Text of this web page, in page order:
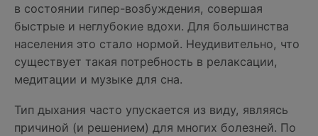
в состоянии гипер-возбуждения, совершая
быстрые и неглубокие вдохи. Для большинства
населения это стало нормой. Неудивительно, что
существует такая потребность в релаксации,
медитации и музыке для сна.
Тип дыхания часто упускается из виду, являясь
причиной (и решением) для многих болезней. По